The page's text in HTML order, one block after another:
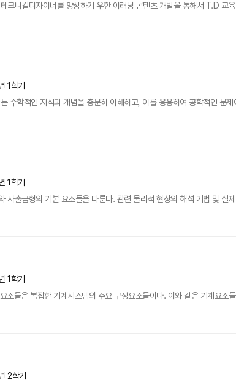
크니컬디자이너를 양성하기 우한 이러닝 콘텐츠 개발을 통해서 T.D 교
1학기
수학적인 지식과 개념을 충분히 이해하고, 이를 응용하여 공학적인 문
1학기
사출금형의 기본 요소들을 다룬다. 관련 물리적 현상의 해석 기법 및 실
1학기
소들은 복잡한 기계시스템의 주요 구성요소들이다. 이와 같은 기계요
2학기